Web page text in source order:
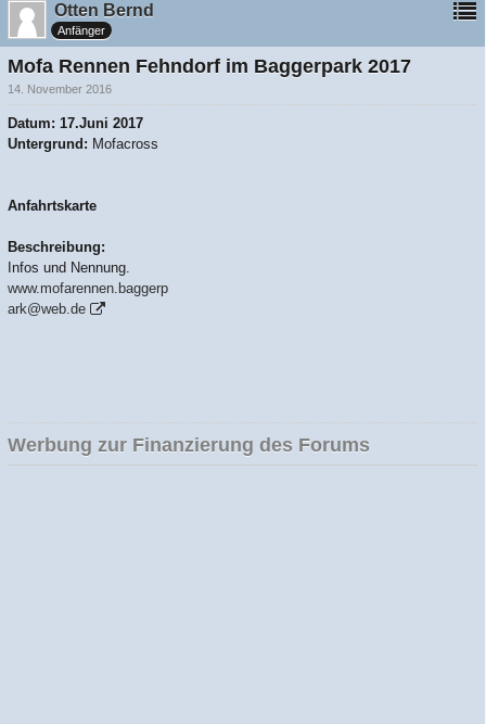
Otten Bernd
Anfänger
Mofa Rennen Fehndorf im Baggerpark 2017
14. November 2016
Datum: 17.Juni 2017
Untergrund: Mofacross
Anfahrtskarte
Beschreibung:
Infos und Nennung.
www.mofarennen.baggerp
ark@web.de
Werbung zur Finanzierung des Forums